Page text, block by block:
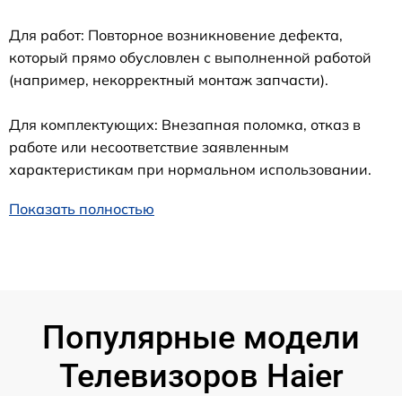
Для работ: Повторное возникновение дефекта,
который прямо обусловлен с выполненной работой
(например, некорректный монтаж запчасти).
Для комплектующих: Внезапная поломка, отказ в
работе или несоответствие заявленным
характеристикам при нормальном использовании.
Показать полностью
Популярные модели
Телевизоров Haier